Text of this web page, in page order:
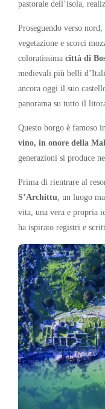
pastorale dell’isola,
Proseguendo verso
vegetazione e scorci
coloratissima città di
medievali più belli
ancora oggi il suo
panorama su tutto il
Questo borgo è famoso
vino, in onore della
generazioni si produce
Prima di rientrare al
S’Archittu, un luogo
vita, una vera e propria
ha ispirato registri e